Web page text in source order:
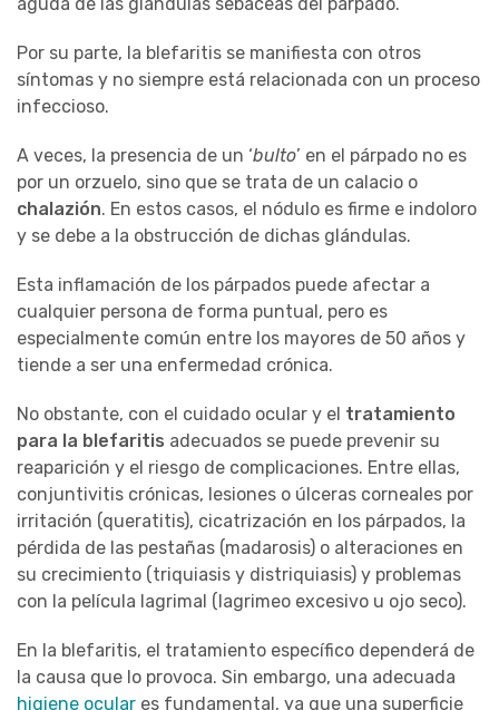
Por su parte, la blefaritis se manifiesta con otros
síntomas y no siempre está relacionada con un proceso
infeccioso.
A veces, la presencia de un ‘bulto’ en el párpado no es
por un orzuelo, sino que se trata de un calacio o
chalazión. En estos casos, el nódulo es firme e indoloro
y se debe a la obstrucción de dichas glándulas.
Esta inflamación de los párpados puede afectar a
cualquier persona de forma puntual, pero es
especialmente común entre los mayores de 50 años y
tiende a ser una enfermedad crónica.
No obstante, con el cuidado ocular y el tratamiento
para la blefaritis adecuados se puede prevenir su
reaparición y el riesgo de complicaciones. Entre ellas,
conjuntivitis crónicas, lesiones o úlceras corneales por
irritación (queratitis), cicatrización en los párpados, la
pérdida de las pestañas (madarosis) o alteraciones en
su crecimiento (triquiasis y distriquiasis) y problemas
con la película lagrimal (lagrimeo excesivo u ojo seco).
En la blefaritis, el tratamiento específico dependerá de
la causa que lo provoca. Sin embargo, una adecuada
higiene ocular es fundamental, ya que una superficie